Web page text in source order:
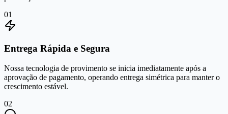
01
Entrega Rápida e Segura
Nossa tecnologia de provimento se inicia imediatamente após a
aprovação de pagamento, operando entrega simétrica para manter o
crescimento estável.
02